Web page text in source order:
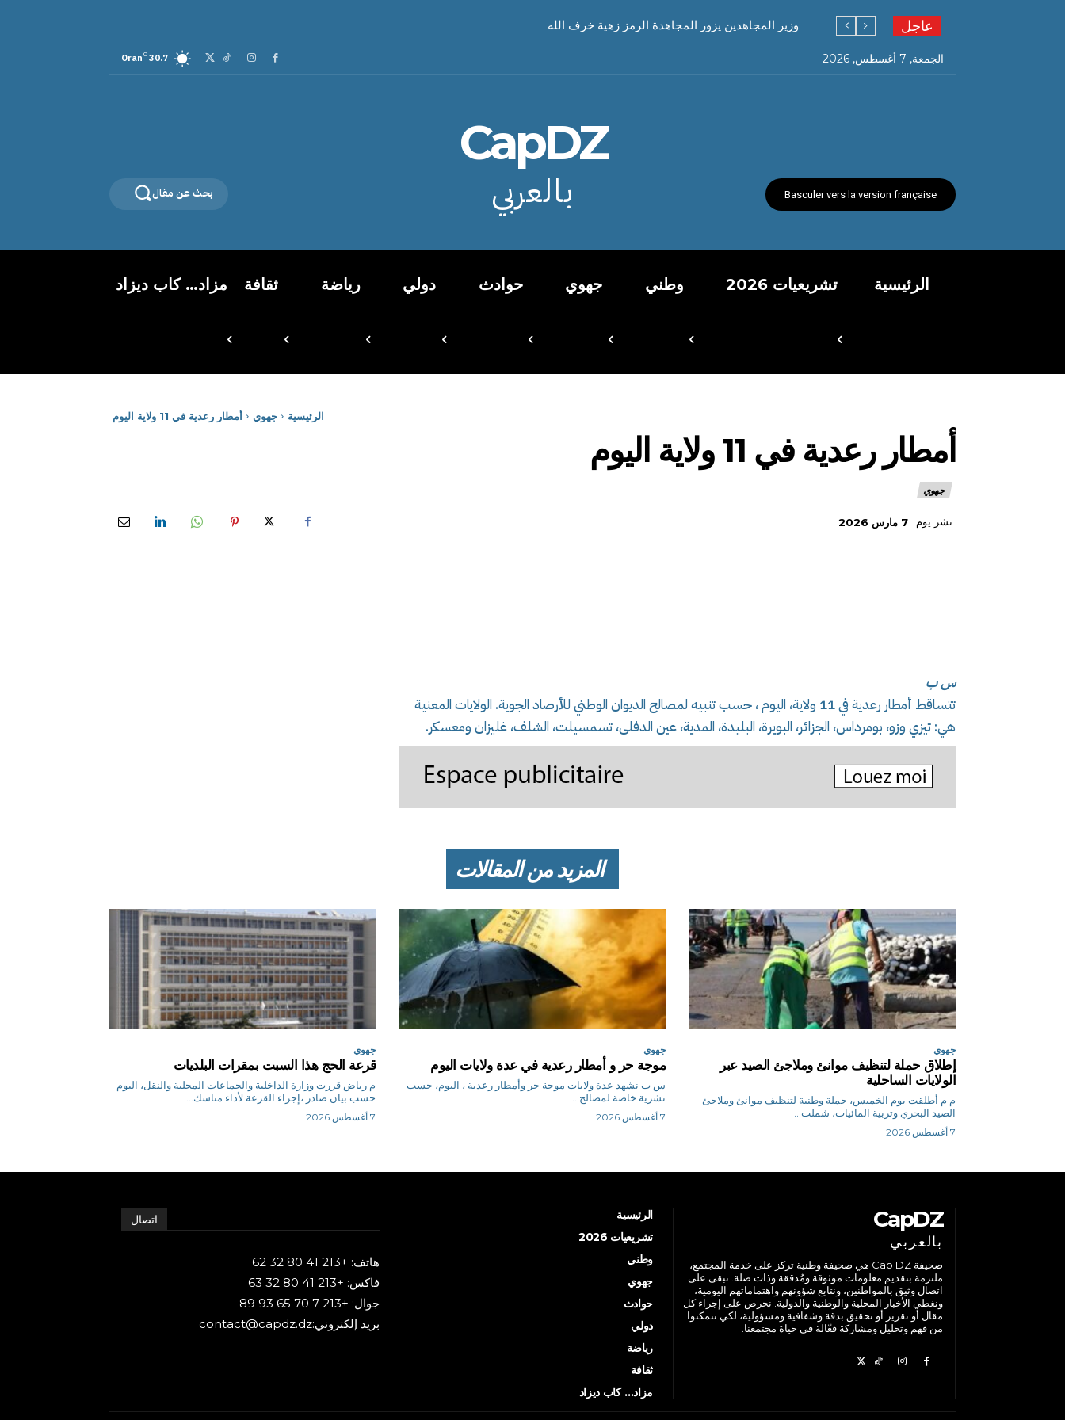
عاجل وزير المجاهدين يزور المجاهدة الرمز زهية خرف الله
الجمعة, 7 أغسطس, 2026 30.7
C
Oran
Basculer vers la version française
CapDZ
بالعربي بحث عن مقال
الرئيسية تشريعيات 2026 وطني جهوي حوادث دولي رياضة ثقافة مزاد… كاب ديزاد
الرئيسية جهوي أمطار رعدية في 11 ولاية اليوم
أمطار رعدية في 11 ولاية اليوم
جهوي
نشر يوم 7 مارس 2026
س ب
تتساقط أمطار رعدية في 11 ولاية، اليوم ، حسب تنبيه لمصالح الديوان الوطني للأرصاد الجوية. الولايات المعنية
هي: تيزي وزو، بومرداس، الجزائر، البويرة، البليدة، المدية، عين الدفلى، تسمسيلت، الشلف، غليزان ومعسكر.
المزيد من المقالات
جهوي
إطلاق حملة لتنظيف موانئ وملاجئ الصيد عبر
الولايات الساحلية
م م أطلقت يوم الخميس، حملة وطنية لتنظيف موانئ وملاجئ
الصيد البحري وتربية المائيات، شملت...
7 أغسطس 2026
جهوي
موجة حر و أمطار رعدية في عدة ولايات اليوم
س ب نشهد عدة ولايات موجة حر وأمطار رعدية ، اليوم، حسب
نشرية خاصة لمصالح...
7 أغسطس 2026
جهوي
قرعة الحج هذا السبت بمقرات البلديات
م.رياض قررت وزارة الداخلية والجماعات المحلية والنقل، اليوم
حسب بيان صادر ،إجراء القرعة لأداء مناسك...
7 أغسطس 2026
CapDZ
بالعربي
صحيفة Cap DZ هي صحيفة وطنية تركز على خدمة المجتمع،
ملتزمة بتقديم معلومات موثوقة ومُدققة وذات صلة. نبقى على
اتصال وثيق بالمواطنين، ونتابع شؤونهم واهتماماتهم اليومية،
ونغطي الأخبار المحلية والوطنية والدولية. نحرص على إجراء كل
مقال أو تقرير أو تحقيق بدقة وشفافية ومسؤولية، لكي تتمكنوا
من فهم وتحليل ومشاركة فعّالة في حياة مجتمعنا.
الرئيسية
تشريعيات 2026
وطني
جهوي
حوادث
دولي
رياضة
ثقافة
مزاد… كاب ديزاد
اتصال
هاتف: +213 41 80 32 62
فاكس: +213 41 80 32 63
جوال: +213 7 70 65 93 89
بريد إلكتروني:contact@capdz.dz